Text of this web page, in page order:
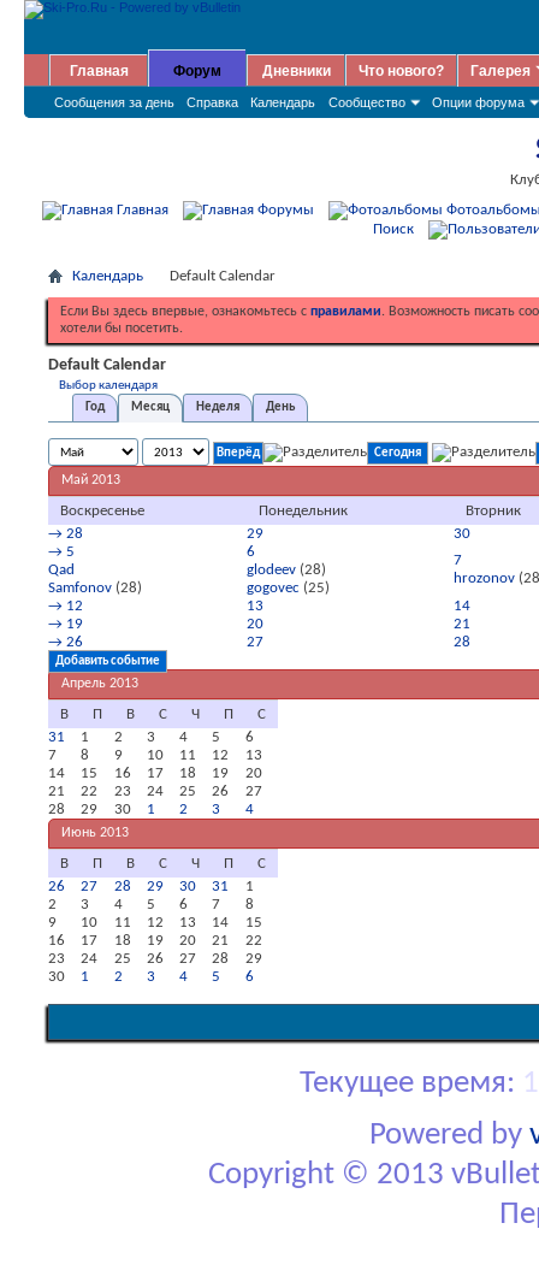
Главная Форум
Сообщения за день Справка Календарь Сообщество Опции форума
Дневники Что нового? Галерея
Главная
Форумы
Поиск
Календарь Default Calendar
Если Вы здесь впервые, ознакомьтесь с правилами. Возможность писать
хотели бы посетить.
Default Calendar
Выбор календаря
Год
Месяц Неделя День
Сегодня
Май 2013
Воскресенье Понедельник
Вторник
→ 28 29
30
→ 5
Qad
Samfonov (28)
6
glodeev (28)
gogovec (25)
7
hrozonov
→ 12 13
14
→ 19 20
21
→ 26 27 28
Добавить событие
Апрель 2013
В П В С Ч П
С
31
1 2 3 4 5
6
7
8 9 10 11 12
13
14
15 16 17 18 19
20
21
22 23 24 25 26
27
28
29 30 1 2 3 4
Июнь 2013
В П В С Ч П
С
26
27 28 29 30 31
1
2
3 4 5 6 7
8
9
10 11 12 13 14
15
16
17 18 19 20 21
22
23
24 25 26 27 28
29
30
1 2 3 4 5 6
Текущее время:
Powered by
Copyright © 2013